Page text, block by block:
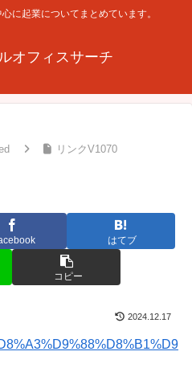
に起業についてまとめています。
オフィスサーチ
リンクV1070
はてブ
コピー
2024.12.17